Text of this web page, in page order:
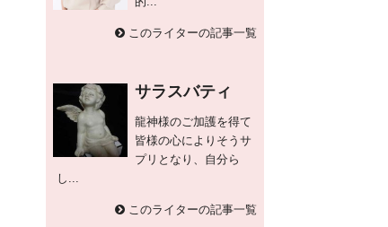
このライターの記事一覧
サラスバティ
龍神様のご加護を得て
皆様の心によりそうサ
プリとなり、自分ら
し...
このライターの記事一覧